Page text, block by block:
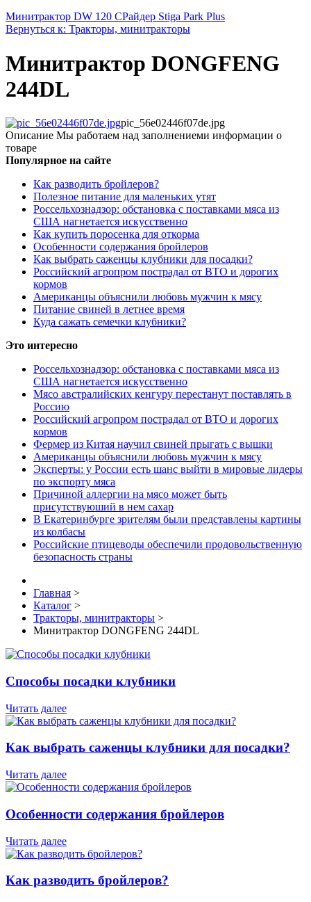
Минитрактор DW 120 СРайдер Stiga Park Plus
Вернуться к: Тракторы, минитракторы
Минитрактор DONGFENG
244DL
pic_56e02446f07de.jpg
Описание Мы работаем над заполнениеми информации о
товаре
Популярное на сайте
Как разводить бройлеров?
Полезное питание для маленьких утят
Россельхознадзор: обстановка с поставками мяса из
США нагнетается искусственно
Как купить поросенка для откорма
Особенности содержания бройлеров
Как выбрать саженцы клубники для посадки?
Российский агропром пострадал от ВТО и дорогих
кормов
Американцы объяснили любовь мужчин к мясу
Питание свиней в летнее время
Куда сажать семечки клубники?
Это интересно
Россельхознадзор: обстановка с поставками мяса из
США нагнетается искусственно
Мясо австралийских кенгуру перестанут поставлять в
Россию
Российский агропром пострадал от ВТО и дорогих
кормов
Фермер из Китая научил свиней прыгать с вышки
Американцы объяснили любовь мужчин к мясу
Эксперты: у России есть шанс выйти в мировые лидеры
по экспорту мяса
Причиной аллергии на мясо может быть
присутствуюший в нем сахар
В Екатеринбурге зрителям были представлены картины
из колбасы
Российские птицеводы обеспечили продовольственную
безопасность страны
Главная >
Каталог >
Тракторы, минитракторы >
Минитрактор DONGFENG 244DL
Способы посадки клубники
Читать далее
Как выбрать саженцы клубники для посадки?
Читать далее
Особенности содержания бройлеров
Читать далее
Как разводить бройлеров?